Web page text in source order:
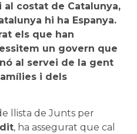
costat de Catalunya,
hi ha Espanya.
els que han
un govern que
al servei de la gent
i dels
llista de Junts per
, ha assegurat que cal